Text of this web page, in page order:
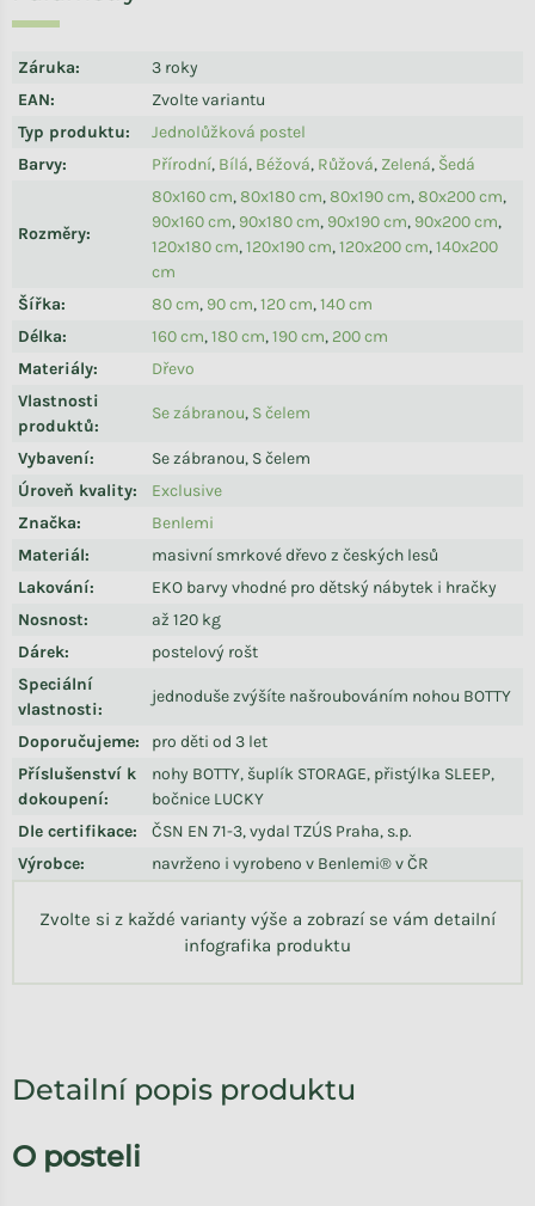
Záruka:
3 roky
EAN:
Zvolte variantu
Typ produktu:
Jednolůžková postel
Barvy: Přírodní, Bílá, Béžová, Růžová, Zelená, Šedá
Rozměry:
80x160 cm,80x180 cm,80x190 cm,80x200 cm,
90x160 cm, 90x180 cm, 90x190 cm, 90x200 cm,
120x180 cm,120x190 cm,120x200 cm,140x200
cm
Šířka: 80 cm, 90 cm,120 cm,140 cm
Délka: 160 cm,180 cm,190 cm, 200 cm
Materiály:
Dřevo
Vlastnosti
produktů:
Se zábranou, S čelem
Vybavení:
Se zábranou, S čelem
Úroveň kvality:
Exclusive
Značka:
Benlemi
Materiál:
masivní smrkové dřevo z českých lesů
Lakování:
EKO barvy vhodné pro dětský nábytek i hračky
Nosnost:
až 120 kg
Dárek:
postelový rošt
Speciální
vlastnosti:
jednoduše zvýšíte našroubováním nohou BOTTY
Doporučujeme:
pro děti od 3 let
Příslušenství k
dokoupení:
nohy BOTTY, šuplík STORAGE, přistýlka SLEEP,
bočnice LUCKY
Dle certifikace:
ČSN EN 71-3, vydal TZÚS Praha, s.p.
Výrobce: navrženo i vyrobeno v Benlemi® v ČR
Zvolte si z každé varianty výše a zobrazí se vám detailní
infografika produktu
Detailní popis produktu
O posteli